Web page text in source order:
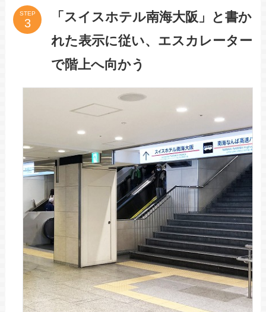
STEP
「スイスホテル南海大阪」と書か
れた表示に従い、エスカレーター
で階上へ向かう